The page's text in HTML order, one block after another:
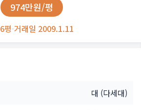
974만원/평
6평·거래일 2009.1.11
대 (다세대)